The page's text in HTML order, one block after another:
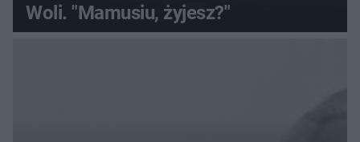
Woli. "Mamusiu, żyjesz?"